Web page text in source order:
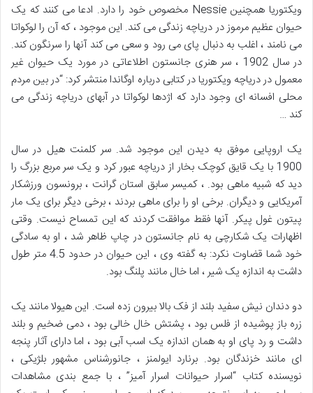
ویکتوریا همچنین Nessie مخصوص خود را دارد. ادعا می کنند که یک
حیوان عظیم مرموز در دریاچه زندگی می کند. این موجود ، که آن را لوکواتا
می نامند ، اغلب به دنبال پای می رود و سعی می کند آنها را سرنگون کند.
در سال 1902 ، سر هنری جانستون اطلاعاتی در مورد یک حیوان غیر
معمول در دریاچه ویکتوریا در کتابی درباره اوگاندا منتشر کرد: “در بین مردم
محلی افسانه ای وجود دارد که اژدها لوکواتا در آبهای دریاچه زندگی می
کند …
یک اروپایی موفق به دیدن این موجود شد. سر کلمنت هیل در سال
1900 با یک قایق کوچک بخار از دریاچه عبور کرد و یک سر مربع بزرگ را
دید که شبیه ماهی بود. ، کمیسر سابق استان گرانت ، برونسون ورزشکار
آمریکایی و دیگران. برخی او را برای ماهی بردند ، برخی دیگر برای یک مار
پیتون غول پیکر. آنها فقط موافقت کردند که این تمساح نیست. وقتی
اظهارات یک شکارچی به نام جانستون در چاپ ظاهر شد ، او به سادگی
خود شما قضاوت نکرد: به گفته وی ، این حیوان در حدود 4.5 متر طول
داشت به اندازه یک شیر ، اما خال مانند پلنگ بود.
دو دندان نیش سفید بلند از فک بالا بیرون زده است. این هیولا مانند یک
زره باز پوشیده از فلس بود ، پشتش خال خالی بود ، دمی ضخیم و بلند
داشت و رد پای او به همان اندازه یک اسب آبی بود ، اما دارای آثار پنجه
ای مانند خزندگان بود. برنارد ایولمنز ، جانورشناس مشهور بلژیکی ،
نویسنده کتاب “اسرار حیوانات اسرار آمیز” ، با جمع بندی مشاهدات